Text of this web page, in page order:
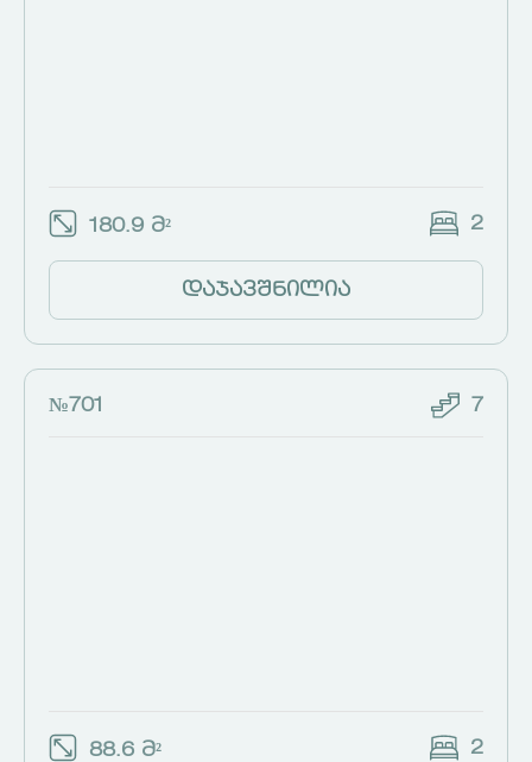
180.9 მ² 2
დაჯავშნილია
№701 7
88.6 მ² 2